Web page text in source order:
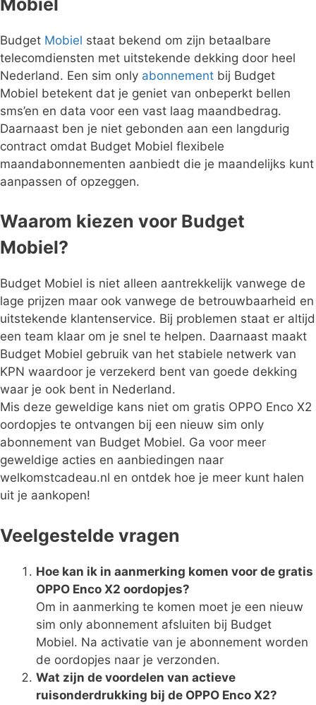
Budget Mobiel staat bekend om zijn betaalbare
telecomdiensten met uitstekende dekking door heel
Nederland. Een sim only abonnement bij Budget
Mobiel betekent dat je geniet van onbeperkt bellen
sms’en en data voor een vast laag maandbedrag.
Daarnaast ben je niet gebonden aan een langdurig
contract omdat Budget Mobiel flexibele
maandabonnementen aanbiedt die je maandelijks kunt
aanpassen of opzeggen.
Waarom kiezen voor Budget
Mobiel?
Budget Mobiel is niet alleen aantrekkelijk vanwege de
lage prijzen maar ook vanwege de betrouwbaarheid en
uitstekende klantenservice. Bij problemen staat er altijd
een team klaar om je snel te helpen. Daarnaast maakt
Budget Mobiel gebruik van het stabiele netwerk van
KPN waardoor je verzekerd bent van goede dekking
waar je ook bent in Nederland.
Mis deze geweldige kans niet om gratis OPPO Enco X2
oordopjes te ontvangen bij een nieuw sim only
abonnement van Budget Mobiel. Ga voor meer
geweldige acties en aanbiedingen naar
welkomstcadeau.nl en ontdek hoe je meer kunt halen
uit je aankopen!
Veelgestelde vragen
Hoe kan ik in aanmerking komen voor de gratis
OPPO Enco X2 oordopjes?
Om in aanmerking te komen moet je een nieuw
sim only abonnement afsluiten bij Budget
Mobiel. Na activatie van je abonnement worden
de oordopjes naar je verzonden.
Wat zijn de voordelen van actieve
ruisonderdrukking bij de OPPO Enco X2?